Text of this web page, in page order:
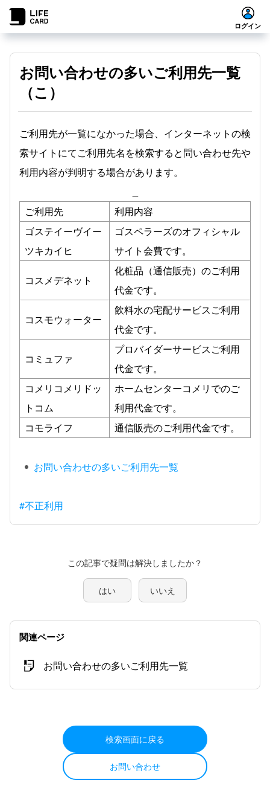
ログイン
お問い合わせの多いご利用先一覧
（こ）
ご利用先が一覧になかった場合、インターネットの検
索サイトにてご利用先名を検索すると問い合わせ先や
利用内容が判明する場合があります。
ご利用先
利用内容
ゴステイーヴイー
ツキカイヒ
ゴスペラーズのオフィシャル
サイト会費です。
コスメデネット
化粧品（通信販売）のご利用
代金です。
コスモウォーター
飲料水の宅配サービスご利用
代金です。
コミュファ
プロバイダーサービスご利用
代金です。
コメリコメリドッ
トコム
ホームセンターコメリでのご
利用代金です。
コモライフ
通信販売のご利用代金です。
お問い合わせの多いご利用先一覧
#不正利用
この記事で疑問は解決しましたか？
はい いいえ
関連ページ
お問い合わせの多いご利用先一覧
検索画面に戻る
お問い合わせ